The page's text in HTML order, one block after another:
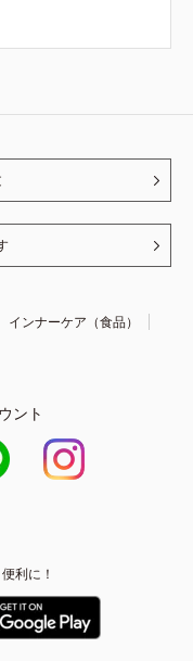
インナーケア（食品）
ント
利に！